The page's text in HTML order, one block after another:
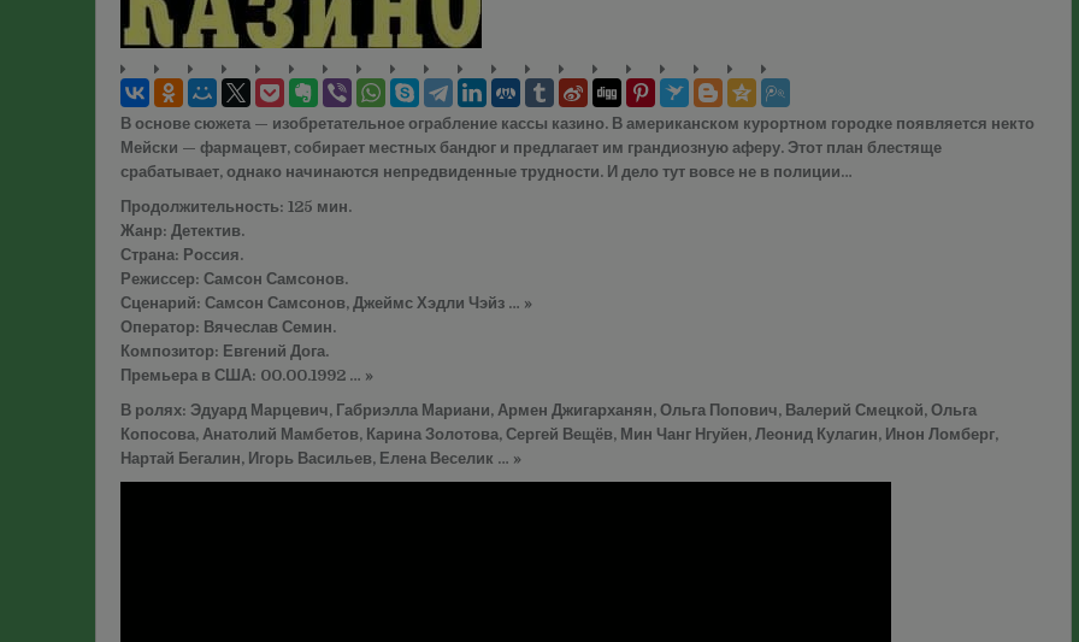
В основе сюжета — изобретательное ограбление кассы казино. В американском курортном городке появляется некто
Мейски — фармацевт, собирает местных бандюг и предлагает им грандиозную аферу. Этот план блестяще
срабатывает, однако начинаются непредвиденные трудности. И дело тут вовсе не в полиции…
Продолжительность: 125 мин.
Жанр: Детектив.
Страна: Россия.
Режиссер: Самсон Самсонов.
Сценарий: Самсон Самсонов, Джеймс Хэдли Чэйз … »
Оператор: Вячеслав Семин.
Композитор: Евгений Дога.
Премьера в США: 00.00.1992 … »
В ролях: Эдуард Марцевич, Габриэлла Мариани, Армен Джигарханян, Ольга Попович, Валерий Смецкой, Ольга
Копосова, Анатолий Мамбетов, Карина Золотова, Сергей Вещёв, Мин Чанг Нгуйен, Леонид Кулагин, Инон Ломберг,
Нартай Бегалин, Игорь Васильев, Елена Веселик … »